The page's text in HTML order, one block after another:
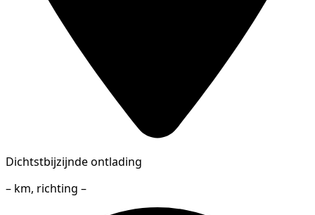
Dichtstbijzijnde ontlading
– km, richting –